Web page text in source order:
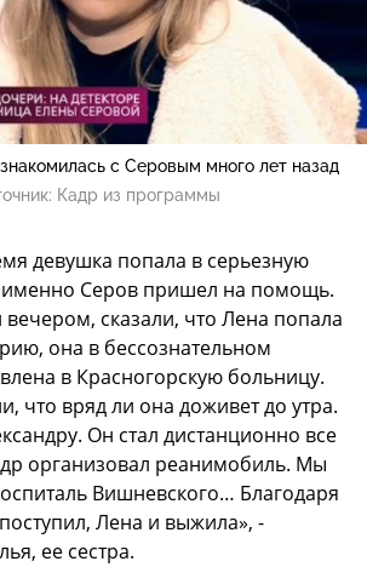
с Серовым много лет назад
Кадр из программы
девушка попала в серьезную
именно Серов пришел на помощь.
сказали, что Лена попала
она в бессознательном
в Красногорскую больницу.
что вряд ли она доживет до утра.
Он стал дистанционно все
организовал реанимобиль. Мы
Вишневского… Благодаря
Лена и выжила», -
ее сестра.